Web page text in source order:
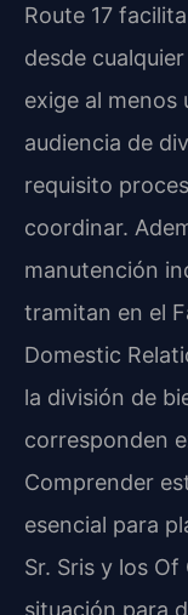
Route 17
desde
exige al
audiencia de
requisito
coordinar.
manutención
tramitan en el
Domestic
la división de
corresponden
Comprender
esencial para
Sr. Sris y los
situación para